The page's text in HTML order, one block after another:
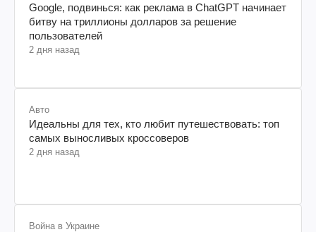
Google, подвинься: как реклама в ChatGPT начинает
битву на триллионы долларов за решение
пользователей
2 дня назад
Авто
Идеальны для тех, кто любит путешествовать: топ
самых выносливых кроссоверов
2 дня назад
Война в Украине